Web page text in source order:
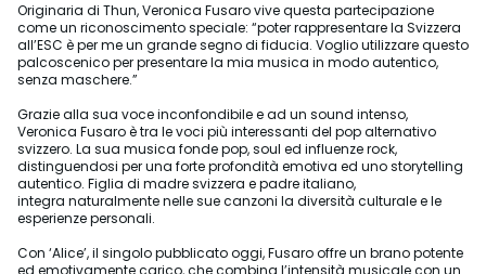
Originaria di Thun, Veronica Fusaro vive questa partecipazione
come un riconoscimento speciale: “poter rappresentare la Svizzera
all’ESC è per me un grande segno di fiducia. Voglio utilizzare questo
palcoscenico per presentare la mia musica in modo autentico,
senza maschere.”
Grazie alla sua voce inconfondibile e ad un sound intenso,
Veronica Fusaro è tra le voci più interessanti del pop alternativo
svizzero. La sua musica fonde pop, soul ed influenze rock,
distinguendosi per una forte profondità emotiva ed uno storytelling
autentico. Figlia di madre svizzera e padre italiano,
integra naturalmente nelle sue canzoni la diversità culturale e le
esperienze personali.
Con ‘Alice’, il singolo pubblicato oggi, Fusaro offre un brano potente
ed emotivamente carico, che combina l’intensità musicale con un